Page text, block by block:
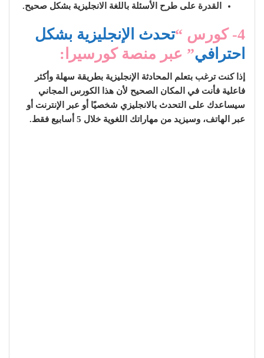
القدرة على طرح الأسئلة باللغة الانجليزية بشكل صحيح.
4- كورس “
تحدث الإنجليزية بشكل
احترافي” عبر منصة كورسيرا:
إذا كنت ترغب بتعلم المحادثة الإنجليزية بطريقة سهلة وأكثر
فاعلية فأنت في المكان الصحيح لأن هذا الكورس المجاني
سيساعدك على التحدث بالانجليزي شخصيًا أو عبر الإنترنت أو
عبر الهاتف، وسيزيد من مهاراتك اللغوية خلال 5 أسابيع فقط.